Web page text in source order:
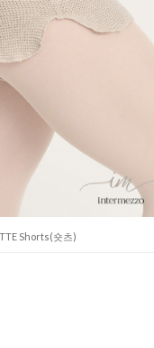
Shorts(숏츠)